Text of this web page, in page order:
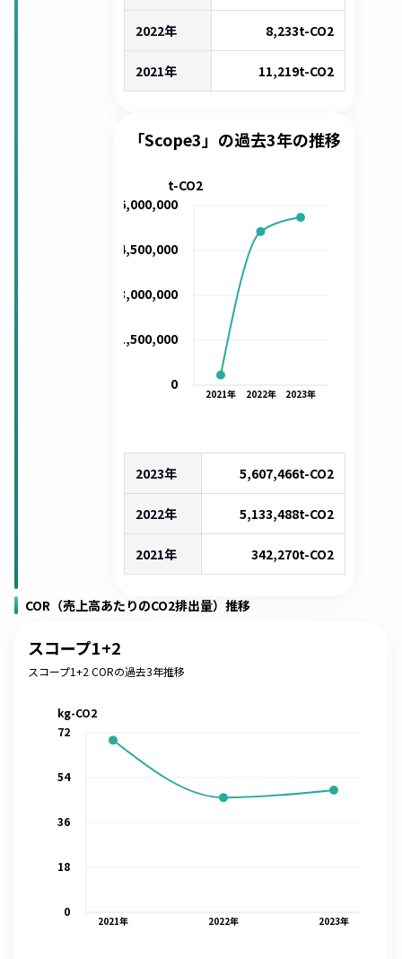
2022年 8,233t-CO2
2021年 11,219t-CO2
「Scope3」の過去3年の推移
2021年 2022年 2023年
0
1,500,000
3,000,000
4,500,000
6,000,000
t-CO2
2023年 5,607,466t-CO2
2022年 5,133,488t-CO2
2021年 342,270t-CO2
COR（売上高あたりのCO2排出量）推移
スコープ1+2
スコープ1+2 CORの過去3年推移
2021年 2022年 2023年
0
18
36
54
72
kg-CO2